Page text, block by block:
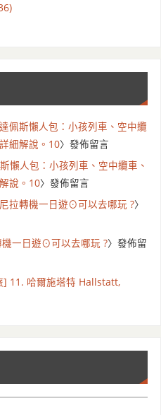
達佩斯懶人包：小孩列車、空中纜
細解說。10〉發佈留言
懶人包：小孩列車、空中纜車、
說。10〉發佈留言
尼拉轉機一日遊⊙可以去哪玩 ?〉
機一日遊⊙可以去哪玩 ?〉發佈留
] 11. 哈爾施塔特 Hallstatt,